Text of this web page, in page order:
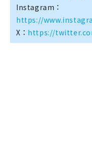
Instagram：
https://
X： https://